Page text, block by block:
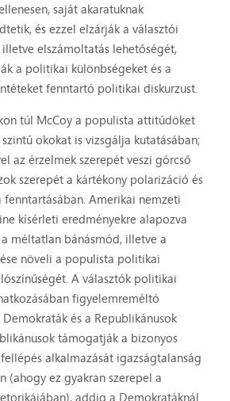
saját akaratuknak
és ezzel elzárják a választói
elszámoltatás lehetőségét,
a politikai különbségeket és a
fenntartó politikai diskurzust.
túl McCoy a populista attitűdöket
okokat is vizsgálja kutatásában;
az érzelmek szerepét veszi górcső
szerepét a kártékony polarizáció és
Amerikai nemzeti
kísérleti eredményekre alapozva
méltatlan bánásmód, illetve a
növeli a populista politikai
A választók politikai
figyelemreméltó
és a Republikánusok
támogatják a bizonyos
alkalmazását igazságtalanság
(ahogy ez gyakran szerepel a
addig a Demokratáknál